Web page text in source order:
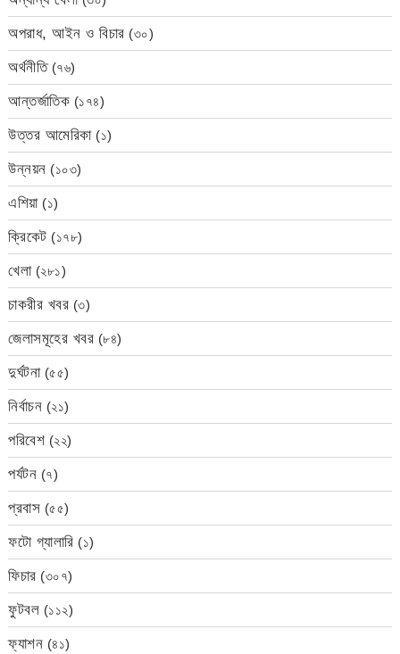
অপরাধ, আইন ও বিচার (৩০)
অর্থনীতি(৭৬)
আন্তর্জাতিক (১৭৪)
উত্তর আমেরিকা(১)
উন্নয়ন (১০৩)
এশিয়া(১)
ক্রিকেট (১৭৮)
খেলা(২৮১)
চাকরীর খবর (৩)
জেলাসমূহের খবর (৮৪)
দুর্ঘটনা(৫৫)
নির্বাচন (২১)
পরিবেশ (২২)
পর্যটন (৭)
প্রবাস (৫৫)
ফটো গ্যালারি (১)
ফিচার (৩০৭)
ফুটবল (১১২)
ফ্যাশন (৪১)